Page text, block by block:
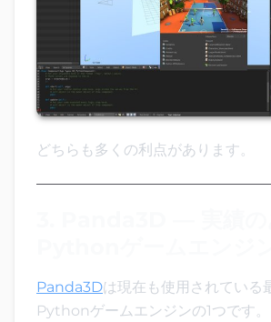
どちらも多くの利点があります。
Panda3Dは現在も使用されている
Pythonゲームエンジンの1つです